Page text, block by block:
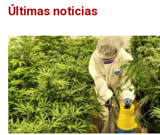
Últimas noticias